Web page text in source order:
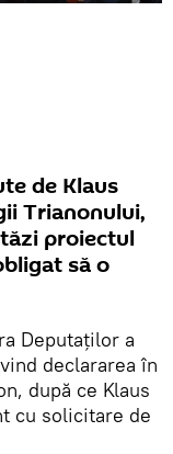
de Klaus
Trianonului,
proiectul
să o
Deputaţilor a
declararea în
după ce Klaus
cu solicitare de